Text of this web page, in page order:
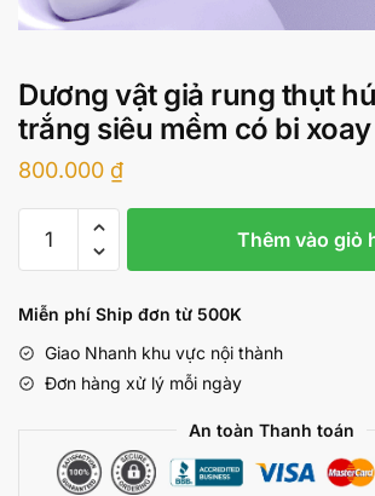
Dương vật giả rung thụt
trắng siêu mềm có bi xoay
800.000 ₫
rung
hút
màu
mềm
Thêm vào giỏ
Miễn phí Ship đơn từ 500K
Giao Nhanh khu vực nội thành
Đơn hàng xử lý mỗi ngày
An toàn Thanh toán